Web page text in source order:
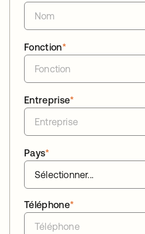
*
Fonction
*
Entreprise
*
Pays
*
Téléphone